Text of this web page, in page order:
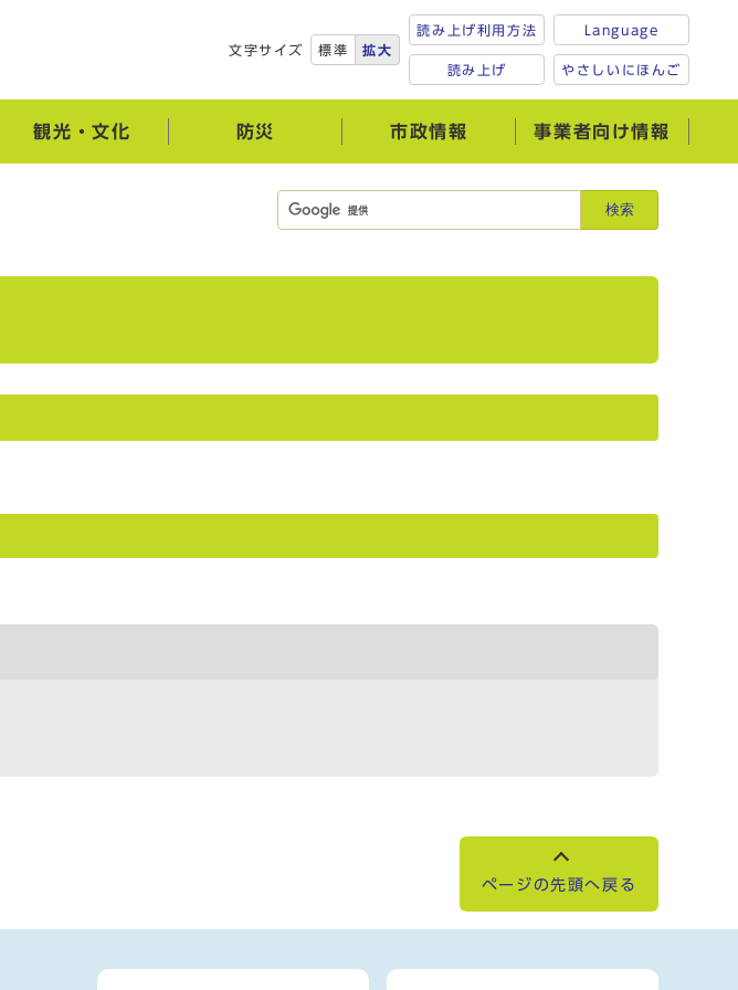
文字サイズ 標準 拡大
読み上げ利用方法
読み上げ
Language
やさしいにほんご
観光・文化 防災 市政情報 事業者向け情報
検索
ページの先頭へ戻る